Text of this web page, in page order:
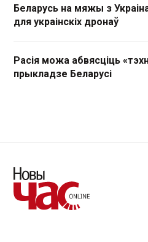
Беларусь на мяжы з
для украінскіх дронаў
Расія можа абвясціць
прыкладзе Беларусі